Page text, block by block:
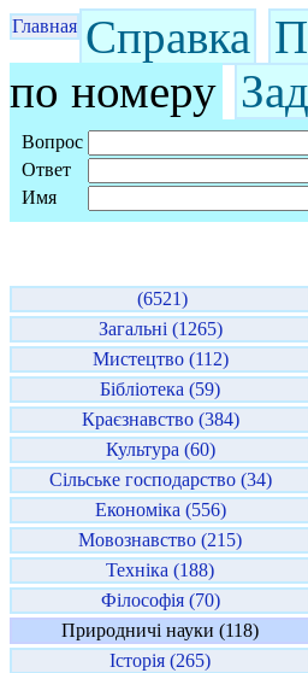
Главная Справка
по номеру
Вопрос
Ответ
Имя
(6521)
Загальні (1265)
Мистецтво (112)
Бібліотека (59)
Краєзнавство (384)
Культура (60)
Сільське господарство (34)
Економіка (556)
Мовознавство (215)
Техніка (188)
Філософія (70)
Природничі науки (118)
Історія (265)